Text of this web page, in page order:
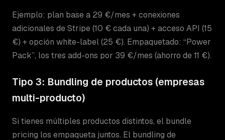
Ejemplo: plan base a 29 €/mes + conexiones
adicionales de Stripe (10 € cada una) + acceso API (15
€) + opción white-label (25 €). Empaquetado: “Power
Pack”, los tres add-ons por 39 €/mes (ahorro de 11 €).
Tipo 3: Bundling de productos (empresas
multi-producto)
Si tienes múltiples productos distintos, el bundle
pricing los empaqueta juntos. El bundling de